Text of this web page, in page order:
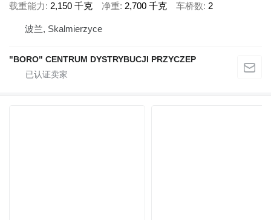
载重能力
2,150 千克 净重 2,700 千克 车桥数 2
波兰, Skalmierzyce
"BORO" CENTRUM DYSTRYBUCJI PRZYCZEP